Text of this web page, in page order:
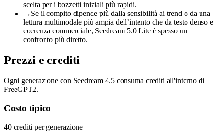
scelta per i bozzetti iniziali più rapidi.
→ Se il compito dipende più dalla sensibilità ai trend o da una
lettura multimodale più ampia dell’intento che da testo denso e
coerenza commerciale, Seedream 5.0 Lite è spesso un
confronto più diretto.
Prezzi e crediti
Ogni generazione con Seedream 4.5 consuma crediti all'interno di
FreeGPT2.
Costo tipico
40 crediti per generazione